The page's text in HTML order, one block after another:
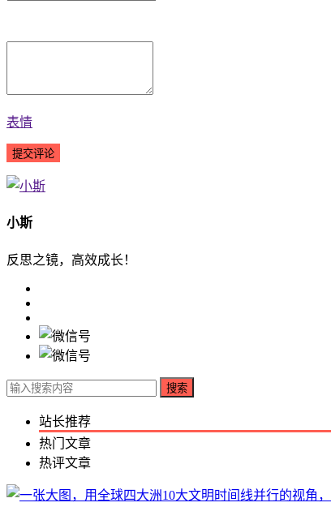
表情
小斯
反思之镜，高效成长！
搜索
站长推荐
热门文章
热评文章